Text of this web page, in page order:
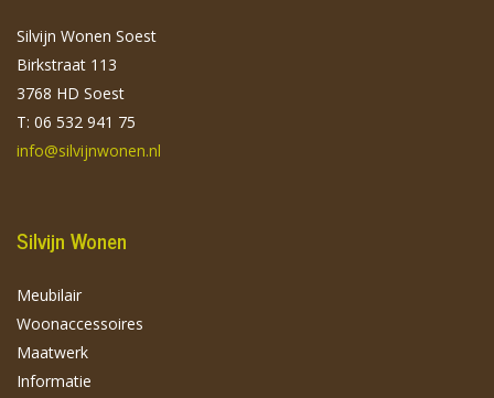
Silvijn Wonen Soest
Birkstraat 113
3768 HD Soest
T: 06 532 941 75
info@silvijnwonen.nl
Silvijn Wonen
Meubilair
Woonaccessoires
Maatwerk
Informatie